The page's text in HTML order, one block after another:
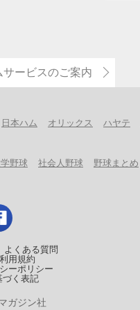
サービスのご案内
日本ハム オリックス ハヤテ
野球 社会人野球 野球まとめ
よくある質問
利用規約
ーポリシー
づく表記
ガジン社